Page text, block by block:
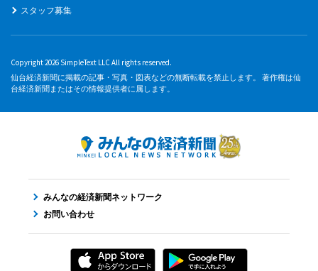
スタッフ募集
Copyright 2026 SimpleText LLC All rights reserved.
仙台経済新聞に掲載の記事・写真・図表などの無断転載を禁止します。 著作権は仙
台経済新聞またはその情報提供者に属します。
みんなの経済新聞ネットワーク
お問い合わせ